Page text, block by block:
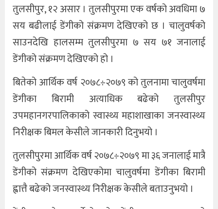
तुलसीपुर, १२ असार । तुलसीपुरमा एक वर्षको अवधिमा ७
सय बढीलाई डेंगीको संक्रमण देखिएको छ । चालुवर्षको
साउनदेखि हालसम्म तुलसीपुरमा ७ सय ७१ जनालाई
डेंगीको संक्रमण देखिएको हो ।
बितेको आर्थिक वर्ष २०७८÷२०७९ को तुलनामा चालुवर्षमा
डेंगीका बिरामी अत्याधिक बढेको तुलसीपुर
उपमहानगरपालिकाको स्वास्थ्य महाशाखाका जनस्वास्थ्य
निरीक्षक बिमल केसीले जानकारी दिनुभयो ।
तुलसीपुरमा आर्थिक वर्ष २०७८÷२०७९ मा ३६ जनालाई मात्रै
डेंगीको संक्रमण देखिएकोमा चालुवर्षमा डेंगीका बिरामी
ह्वात्तै बढेको जनस्वास्थ्य निरीक्षक केसीले बताउनुभयो ।